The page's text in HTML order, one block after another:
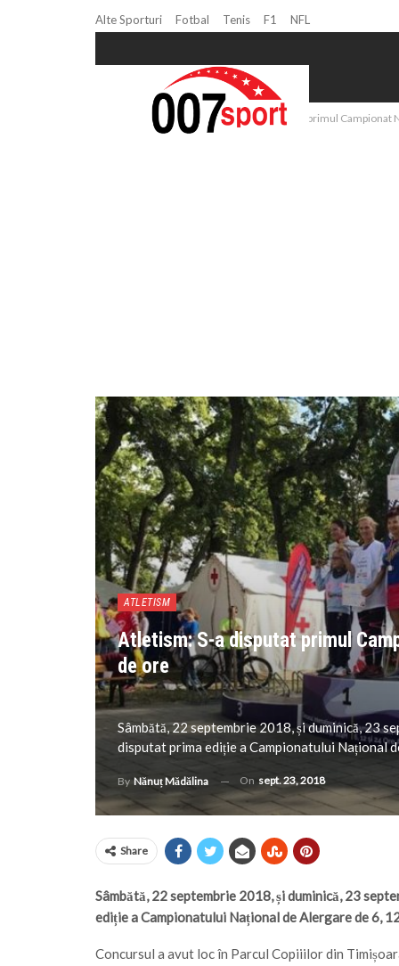
Alte Sporturi Fotbal Tenis F1 NFL
Atletism Atletism: S-a disputat primul Campionat
ATLETISM
Atletism: S-a disputat primul
de ore
Sâmbătă, 22 septembrie 2018, și duminică, 23
disputat prima ediție a Campionatului Național
By Nănuț Mădălina On sept. 23, 2018
Share
Sâmbătă, 22 septembrie 2018, și duminică, 23
ediție a Campionatului Național de Alergare de 6,
Concursul a avut loc în Parcul Copiiilor din